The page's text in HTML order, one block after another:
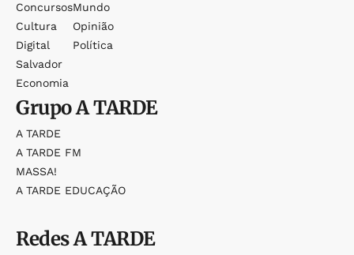
Concursos
Cultura
Digital
Salvador
Economia
Mundo
Opinião
Política
GrupoA TARDE
A TARDE
A TARDE FM
MASSA!
A TARDE EDUCAÇÃO
RedesA TARDE